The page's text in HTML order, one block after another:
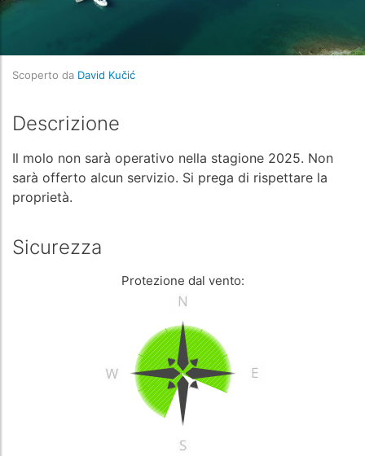
Scoperto da David Kučić
Descrizione
Il molo non sarà operativo nella stagione 2025. Non
sarà offerto alcun servizio. Si prega di rispettare la
proprietà.
Sicurezza
Protezione dal vento: